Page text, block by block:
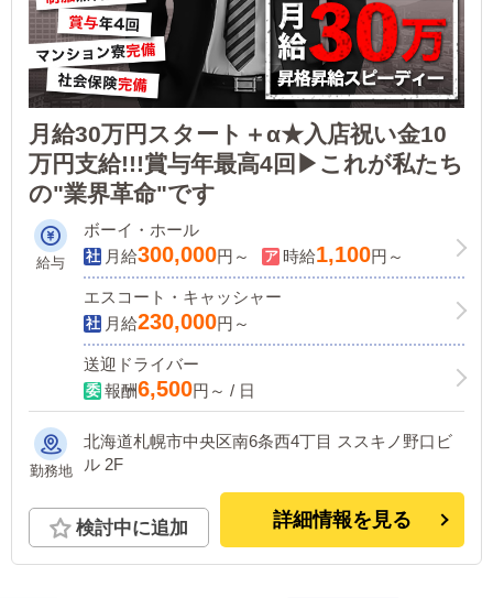
月給30万円スタート＋α★入店祝い金10
万円支給!!!賞与年最高4回▶これが私たち
の"業界革命"です
給与
ボーイ・ホール
月給300,000円～ 時給1,100円～
エスコート・キャッシャー
月給230,000円～
送迎ドライバー
報酬6,500円～ / 日
勤務地
北海道札幌市中央区南6条西4丁目 ススキノ野口ビ
ル 2F
検討中に追加 詳細情報を見る